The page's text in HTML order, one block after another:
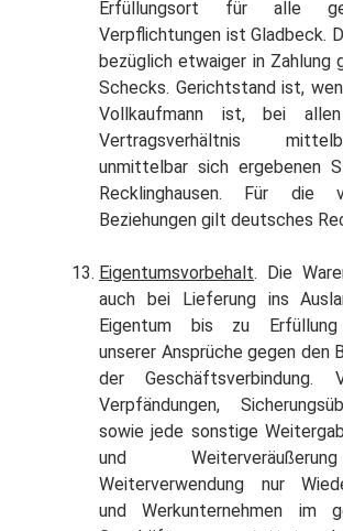
Erfüllungsort für alle
Verpflichtungen ist Gladbeck.
bezüglich etwaiger in Zahlung
Schecks. Gerichtstand ist,
Vollkaufmann ist, bei
Vertragsverhältnis
unmittelbar sich ergebenen
Recklinghausen. Für die
Beziehungen gilt deutsches
Eigentumsvorbehalt. Die
auch bei Lieferung ins
Eigentum bis zu Erfüllung
unserer Ansprüche gegen den
der Geschäftsverbindung.
Verpfändungen,
sowie jede sonstige
und
Weiterverwendung nur
und Werkunternehmen im